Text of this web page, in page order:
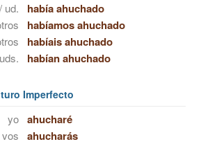
ud. había ahuchado
habíamos ahuchado
habíais ahuchado
habían ahuchado
Imperfecto
yo ahucharé
ahucharás